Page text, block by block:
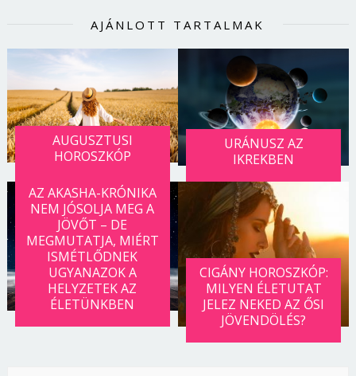
AJÁNLOTT TARTALMAK
AUGUSZTUSI
HOROSZKÓP
URÁNUSZ AZ
IKREKBEN
AZ AKASHA-KRÓNIKA
NEM JÓSOLJA MEG A
JÖVŐT – DE
MEGMUTATJA, MIÉRT
ISMÉTLŐDNEK
UGYANAZOK A
HELYZETEK AZ
ÉLETÜNKBEN
CIGÁNY HOROSZKÓP:
MILYEN ÉLETUTAT
JELEZ NEKED AZ ŐSI
JÖVENDÖLÉS?